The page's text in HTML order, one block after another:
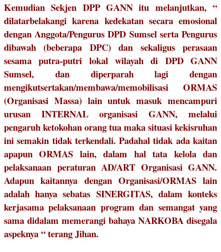
Kemudian Sekjen DPP GANN itu melanjutkan, “
dilatarbelakangi karena kedekatan secara emosional
dengan Anggota/Pengurus DPD Sumsel serta Pengurus
dibawah (beberapa DPC) dan sekaligus perasaan
sesama putra-putri lokal wilayah di DPD GANN
Sumsel, dan diperparah lagi dengan
mengikutsertakan/membawa/memobilisasi ORMAS
(Organisasi Massa) lain untuk masuk mencampuri
urusan INTERNAL organisasi GANN, melalui
pengaruh ketokohan orang tua maka situasi kekisruhan
ini semakin tidak terkendali. Padahal tidak ada kaitan
apapun ORMAS lain, dalam hal tata kelola dan
pelaksanaan peraturan AD/ART Organisasi GANN.
Adapun kaitannya dengan Organisasi/ORMAS lain
adalah hanya sebatas SINERGITAS, dalam konteks
kerjasama pelaksanaan program dan semangat yang
sama didalam memerangi bahaya NARKOBA disegala
aspeknya “ terang Jihan.